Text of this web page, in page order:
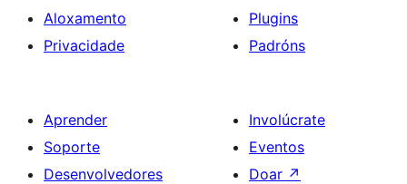
Aloxamento
Privacidade
Plugins
Padróns
Aprender
Soporte
Desenvolvedores
Involúcrate
Eventos
Doar ↗